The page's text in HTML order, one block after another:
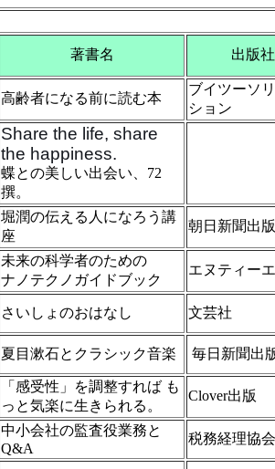
著書名 出版社
高齢者になる前に読む本
ブイツーソ
ション
Share the life, share
the happiness.
蝶との美しい出会い、72
撰。
堀潤の伝える人になろう講
座
朝日新聞出版
未来の科学者のための
ナノテクノガイドブック
エヌティー
さいしょのおはなし 文芸社
夏目漱石とクラシック音楽 毎日新聞出
「感受性」を調整すれば も
っと気楽に生きられる。
Clover出版
中小会社の監査役業務と
Q&A
税務経理協会